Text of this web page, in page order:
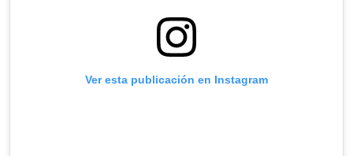
Ver esta publicación en Instagram